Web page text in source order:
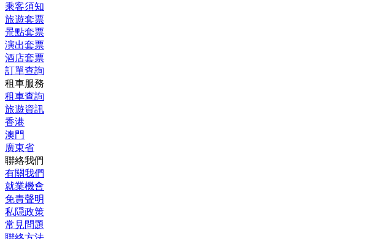
乘客須知
旅遊套票
景點套票
演出套票
酒店套票
訂單查詢
租車服務
租車查詢
旅遊資訊
香港
澳門
廣東省
聯絡我們
有關我們
就業機會
免責聲明
私隠政策
常見問題